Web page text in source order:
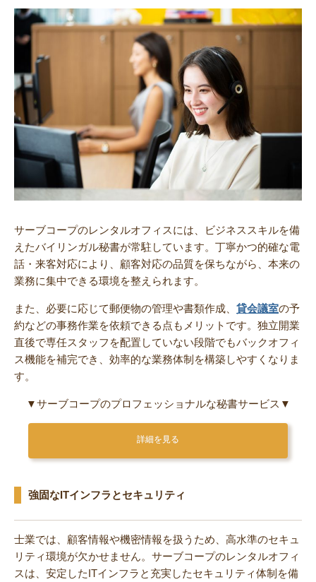
サーブコープのレンタルオフィスには、ビジネススキルを備
えたバイリンガル秘書が常駐しています。丁寧かつ的確な電
話・来客対応により、顧客対応の品質を保ちながら、本来の
業務に集中できる環境を整えられます。
また、必要に応じて郵便物の管理や書類作成、 貸会議室の予
約などの事務作業を依頼できる点もメリットです。独立開業
直後で専任スタッフを配置していない段階でもバックオフィ
ス機能を補完でき、効率的な業務体制を構築しやすくなりま
す。
▼サーブコープのプロフェッショナルな秘書サービス▼
詳細を見る
強固なITインフラとセキュリティ
士業では、顧客情報や機密情報を扱うため、高水準のセキュ
リティ環境が欠かせません。サーブコープのレンタルオフィ
スは、安定したITインフラと充実したセキュリティ体制を備